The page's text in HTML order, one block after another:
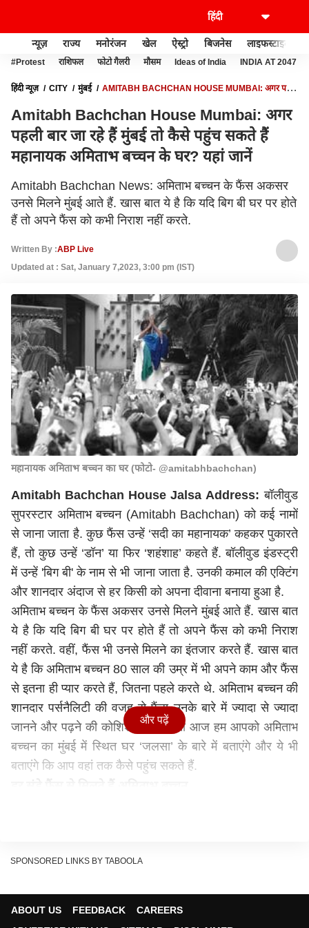
न्यूज़ राज्य मनोरंजन खेल ऐस्ट्रो बिजनेस लाइफस्टाइल
#Protest राशिफल फोटो गैलरी मौसम Ideas of India INDIA AT 2047
हिंदी न्यूज़ CITY मुंबई
AMITABH BACHCHAN HOUSE MUMBAI: अगर पहली
Amitabh Bachchan House Mumbai: अगर
पहली बार जा रहे हैं मुंबई तो कैसे पहुंच सकते हैं
महानायक अमिताभ बच्चन के घर? यहां जानें
Amitabh Bachchan News: अमिताभ बच्चन के फैंस अकसर
उनसे मिलने मुंबई आते हैं. खास बात ये है कि यदि बिग बी घर पर होते
हैं तो अपने फैंस को कभी निराश नहीं करते.
Written By :ABP Live
Updated at : Sat, January 7,2023, 3:00 pm (IST)
महानायक अमिताभ बच्चन का घर (फोटो- @amitabhbachchan)
Amitabh Bachchan House Jalsa Address: बॉलीवुड
सुपरस्टार अमिताभ बच्चन (Amitabh Bachchan) को कई नामों
से जाना जाता है. कुछ फैंस उन्हें ‘सदी का महानायक’ कहकर पुकारते
हैं, तो कुछ उन्हें ‘डॉन’ या फिर ‘शहंशाह’ कहते हैं. बॉलीवुड इंडस्ट्री
में उन्हें 'बिग बी' के नाम से भी जाना जाता है. उनकी कमाल की एक्टिंग
और शानदार अंदाज से हर किसी को अपना दीवाना बनाया हुआ है.
अमिताभ बच्चन के फैंस अकसर उनसे मिलने मुंबई आते हैं. खास बात
ये है कि यदि बिग बी घर पर होते हैं तो अपने फैंस को कभी निराश
नहीं करते. वहीं, फैंस भी उनसे मिलने का इंतजार करते हैं. खास बात
ये है कि अमिताभ बच्चन 80 साल की उम्र में भी अपने काम और फैंस
से इतना ही प्यार करते हैं, जितना पहले करते थे. अमिताभ बच्चन की
शानदार पर्सनैलिटी की वजह से फैंस उनके बारे में ज्यादा से ज्यादा
जानने और पढ़ने की कोशिश करते हैं. तो आज हम आपको अमिताभ
बच्चन का मुंबई में स्थित घर ‘जलसा’ के बारे में बताएंगे और ये भी
बताएंगे कि आप वहां तक कैसे पहुंच सकते हैं.
लिए लोग भी वहां पर घंटों खड़े होकर इंतजार करते हैं. अमिताभ
और पढ़ें
SPONSORED LINKS BY TABOOLA
ABOUT US FEEDBACK
CAREERS